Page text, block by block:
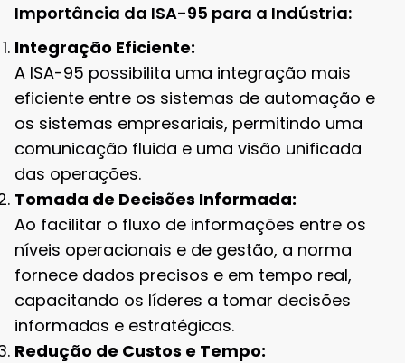
Importância da ISA-95 para a Indústria:
Integração Eficiente:
A ISA-95 possibilita uma integração mais
eficiente entre os sistemas de automação e
os sistemas empresariais, permitindo uma
comunicação fluida e uma visão unificada
das operações.
Tomada de Decisões Informada:
Ao facilitar o fluxo de informações entre os
níveis operacionais e de gestão, a norma
fornece dados precisos e em tempo real,
capacitando os líderes a tomar decisões
informadas e estratégicas.
Redução de Custos e Tempo: